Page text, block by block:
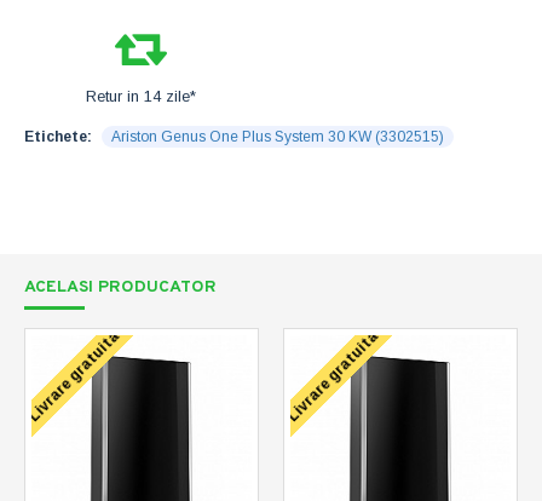
Retur in 14 zile*
Etichete: Ariston Genus One Plus System 30 KW (3302515)
ACELASI PRODUCATOR
Livrare gratuita Livrare gratuita